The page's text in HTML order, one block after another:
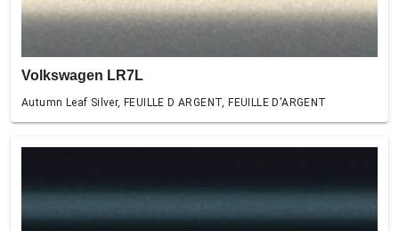
Volkswagen LR7L
Autumn Leaf Silver, FEUILLE D ARGENT, FEUILLE D'ARGENT